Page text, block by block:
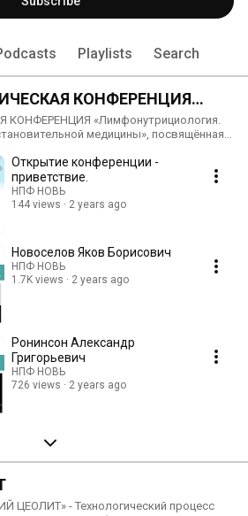
Playlists Search
КОНФЕРЕНЦИЯ
Методы и средства
медицины»
КОНФЕРЕНЦИЯ «Лимфонутрициология.
медицины», посвящённая
Открытие конференции -
приветствие.
НПФ НОВЬ
144 views
2 years ago
Новоселов Яков Борисович
НПФ НОВЬ
1.7K views
2 years ago
Ронинсон Александр
Григорьевич
НПФ НОВЬ
726 views
2 years ago
процесс